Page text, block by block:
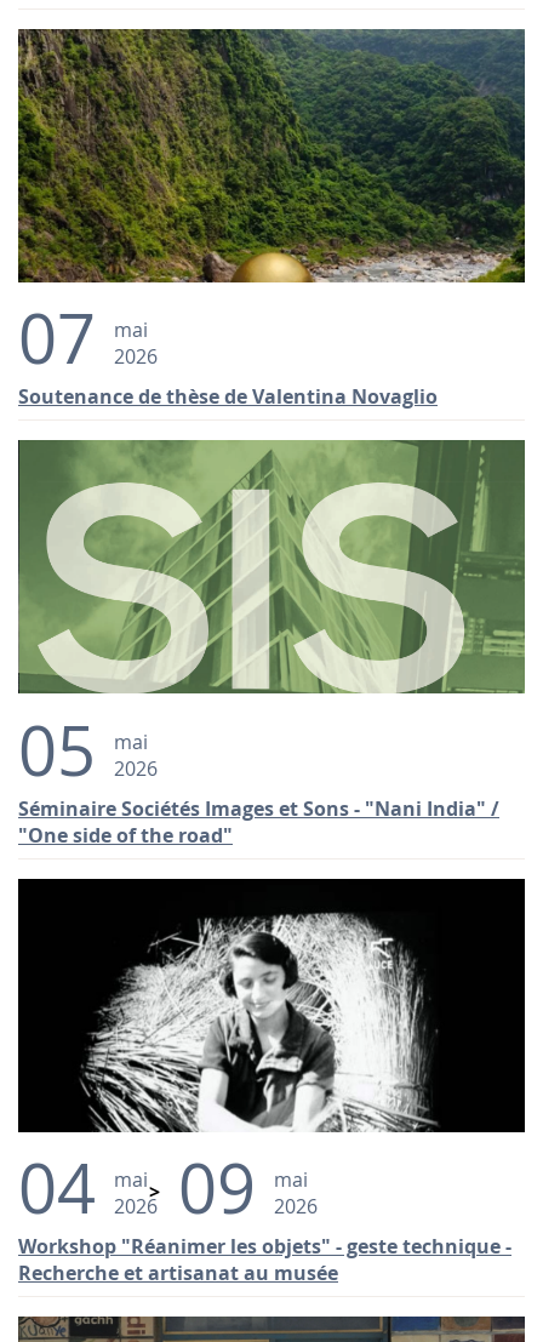
07
mai
2026
Soutenance de thèse de Valentina Novaglio
05
mai
2026
Séminaire Sociétés Images et Sons - "Nani India" /
"One side of the road"
04
mai
2026
09
mai
2026
Workshop "Réanimer les objets" - geste technique -
Recherche et artisanat au musée